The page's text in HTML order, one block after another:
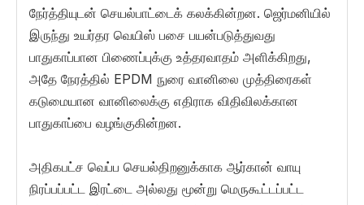
நேர்த்தியுடன் செயல்பாட்டைக் கலக்கின்றன. ஜெர்மனியில்
இருந்து உயர்தர வெயிஸ் பசை பயன்படுத்துவது
பாதுகாப்பான பிணைப்புக்கு உத்தரவாதம் அளிக்கிறது,
அதே நேரத்தில் EPDM நுரை வானிலை முத்திரைகள்
கடுமையான வானிலைக்கு எதிராக விதிவிலக்கான
பாதுகாப்பை வழங்குகின்றன.
அதிகபட்ச வெப்ப செயல்திறனுக்காக ஆர்கான் வாயு
நிரப்பப்பட்ட இரட்டை அல்லது மூன்று மெருகூட்டப்பட்ட